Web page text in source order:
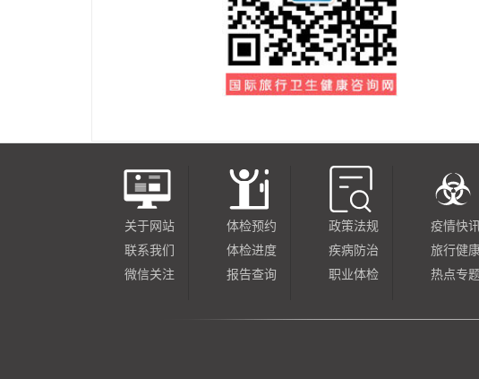
关于网站
联系我们
微信关注
体检预约
体检进度
报告查询
政策法规
疾病防治
职业体检
疫情快讯
旅行健
热点专